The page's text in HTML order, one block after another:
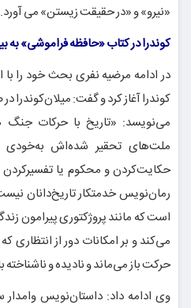
«نیرو» و «در حقیقت زیستن» می
کوندرا در کتاب «حافظه فراموشی» به
در ادامه مرضیه نفری بحث خود را
می‌نویسد: «تاریخ با حرکات جنگ
ملت‌های تحقیر شده‌اش به‌خودی
حکایت‌کردن و محکوم یا
رمان‌نویس خدمتکار تاریخ‌دانان
است که مانند پروژکتوری پیرامون
می‌کند و بر امکانات دور از انتظاری
حرکت باز می‌ماند و نادیده و
وی ادامه داد: داستان‌نویس